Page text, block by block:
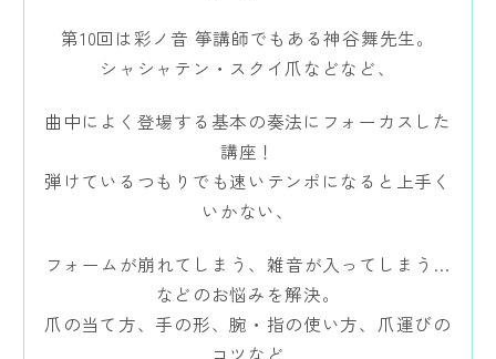
レンタルスペース
体験レッスン
第10回は彩ノ音 箏講師でもある神谷舞先生。
シャシャテン・スクイ爪などなど、
曲中によく登場する基本の奏法にフォーカスした
講座！
弾けているつもりでも速いテンポになると上手く
いかない、
フォームが崩れてしまう、雑音が入ってしまう…
などのお悩みを解決。
爪の当て方、手の形、腕・指の使い方、爪運びの